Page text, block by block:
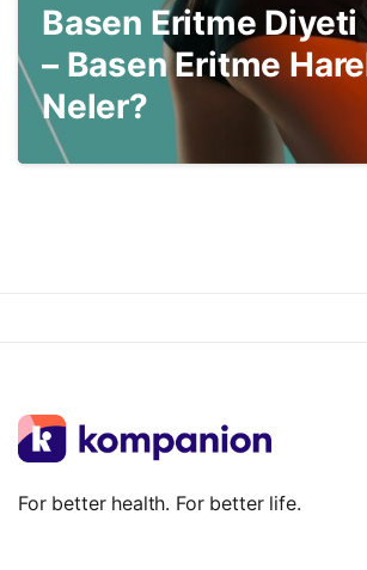
Basen Eritme Diyeti
– Basen Eritme
Neler?
For better health. For better life.